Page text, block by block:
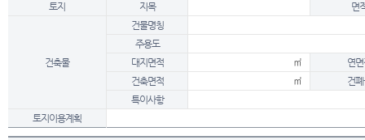
토지 지목 면
건축물
건물명칭
주용도
대지면적
㎡
연
건축면적
㎡
건
특이사항
토지이용계획